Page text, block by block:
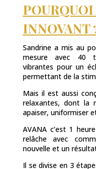
INNOVANT
Sandrine a mis au
mesure avec 40
vibrantes pour un
permettant de la
Mais il est aussi
relaxantes, dont la
apaiser, uniformiser
AVANA c’est 1
relâche avec
nouvelle et un
Il se divise en 3